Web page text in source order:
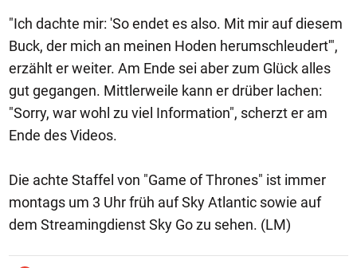
"Ich dachte mir: 'So endet es also. Mit mir auf diesem
Buck, der mich an meinen Hoden herumschleudert'",
erzählt er weiter. Am Ende sei aber zum Glück alles
gut gegangen. Mittlerweile kann er drüber lachen:
"Sorry, war wohl zu viel Information", scherzt er am
Ende des Videos.
Die achte Staffel von "Game of Thrones" ist immer
montags um 3 Uhr früh auf Sky Atlantic sowie auf
dem Streamingdienst Sky Go zu sehen. (LM)